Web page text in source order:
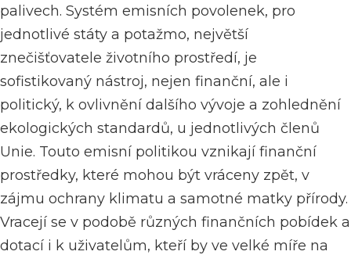
palivech. Systém emisních povolenek, pro
jednotlivé státy a potažmo, největší
znečišťovatele životního prostředí, je
sofistikovaný nástroj, nejen finanční, ale i
politický, k ovlivnění dalšího vývoje a zohlednění
ekologických standardů, u jednotlivých členů
Unie. Touto emisní politikou vznikají finanční
prostředky, které mohou být vráceny zpět, v
zájmu ochrany klimatu a samotné matky přírody.
Vracejí se v podobě různých finančních pobídek a
dotací i k uživatelům, kteří by ve velké míře na